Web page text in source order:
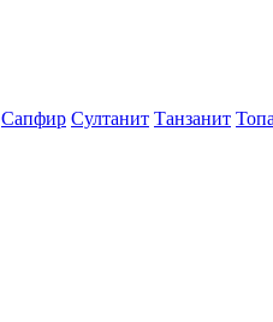
Сапфир Султанит Танзанит